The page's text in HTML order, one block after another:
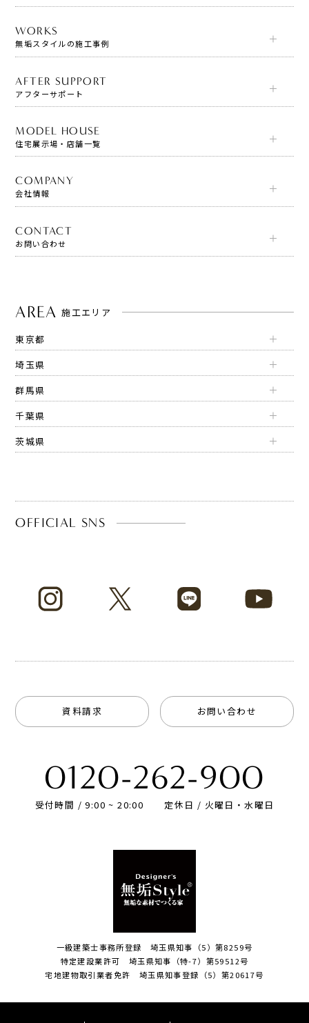
WORKS
無垢スタイルの施工事例
AFTER SUPPORT
アフターサポート
MODEL HOUSE
住宅展示場・店舗一覧
COMPANY
会社情報
CONTACT
お問い合わせ
AREA 施工エリア
東京都
埼玉県
群馬県
千葉県
茨城県
OFFICIAL SNS
資料請求 お問い合わせ
0120-262-900
受付時間 / 9:00 ~ 20:00 定休日 / 火曜日・水曜日
一級建築士事務所登録 埼玉県知事（5）第8259号
特定建設業許可 埼玉県知事（特-7）第59512号
宅地建物取引業者免許 埼玉県知事登録（5）第20617号